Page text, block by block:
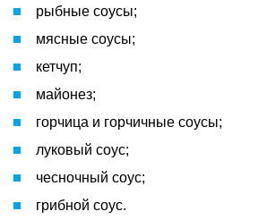
рыбные соусы;
мясные соусы;
кетчуп;
майонез;
горчица и горчичные соусы;
луковый соус;
чесночный соус;
грибной соус.